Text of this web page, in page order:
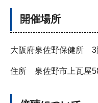
開催場所
大阪府泉佐野保健所
住所 泉佐野市上瓦屋